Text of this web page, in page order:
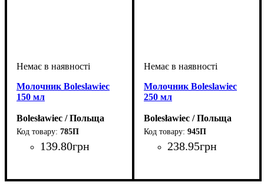
Молочник Boleslawiec
150 мл
Bolesławiec / Польща
785П
139.80грн
Молочник Boleslawiec
250 мл
Bolesławiec / Польща
945П
238.95грн